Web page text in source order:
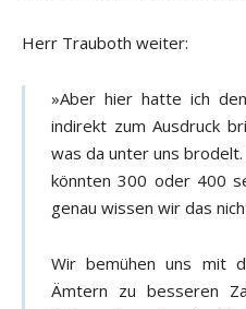
Herr Trauboth weiter:
»Aber hier hatte ich
indirekt zum Ausdruck
was da unter uns
könnten 300 oder 400
genau wissen wir das
Wir bemühen uns mit
Ämtern zu besseren